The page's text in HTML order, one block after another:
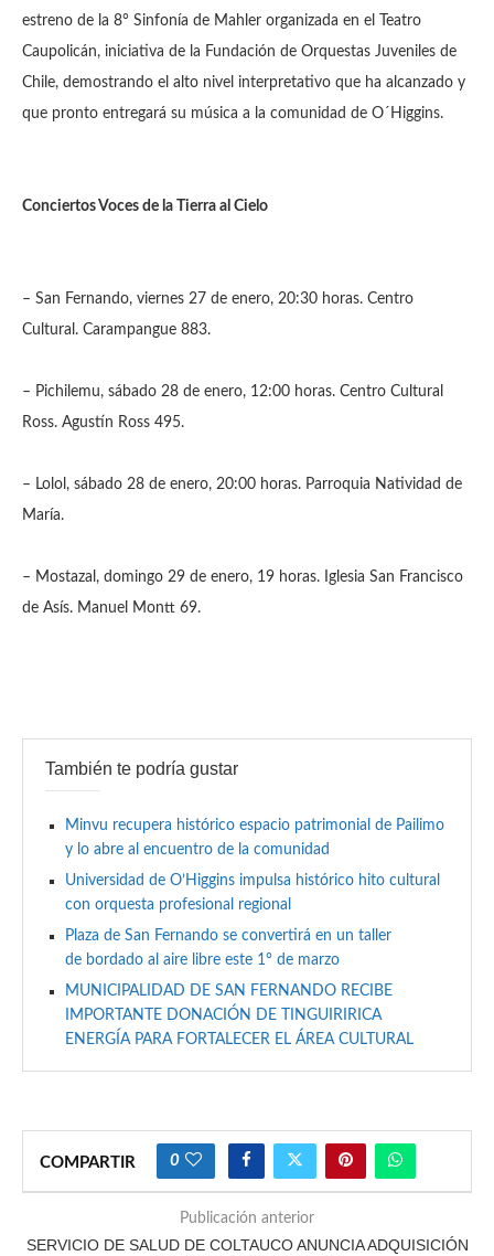
estreno de la 8° Sinfonía de Mahler organizada en el Teatro
Caupolicán, iniciativa de la Fundación de Orquestas Juveniles de
Chile, demostrando el alto nivel interpretativo que ha alcanzado y
que pronto entregará su música a la comunidad de O´Higgins.
Conciertos Voces de la Tierra al Cielo
– San Fernando, viernes 27 de enero, 20:30 horas. Centro
Cultural. Carampangue 883.
– Pichilemu, sábado 28 de enero, 12:00 horas. Centro Cultural
Ross. Agustín Ross 495.
– Lolol, sábado 28 de enero, 20:00 horas. Parroquia Natividad de
María.
– Mostazal, domingo 29 de enero, 19 horas. Iglesia San Francisco
de Asís. Manuel Montt 69.
También te podría gustar
Minvu recupera histórico espacio patrimonial de Pailimo
y lo abre al encuentro de la comunidad
Universidad de O’Higgins impulsa histórico hito cultural
con orquesta profesional regional
Plaza de San Fernando se convertirá en un taller
de bordado al aire libre este 1° de marzo
MUNICIPALIDAD DE SAN FERNANDO RECIBE
IMPORTANTE DONACIÓN DE TINGUIRIRICA
ENERGÍA PARA FORTALECER EL ÁREA CULTURAL
COMPARTIR 0
Publicación anterior
SERVICIO DE SALUD DE COLTAUCO ANUNCIA ADQUISICIÓN